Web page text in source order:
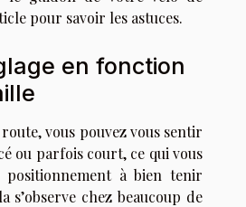
pour savoir les astuces.
en fonction
vous pouvez vous sentir
ou parfois court, ce qui vous
positionnement à bien tenir
s’observe chez beaucoup de